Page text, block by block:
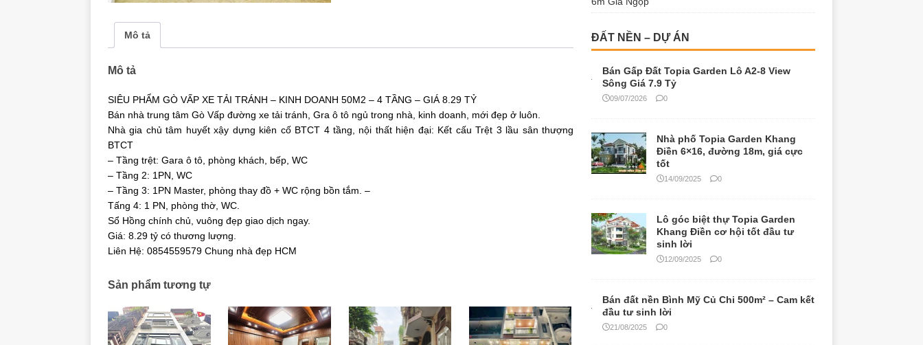
Mô tả
Mô tả
SIÊU PHẨM GÒ VẤP XE TẢI TRÁNH – KINH DOANH 50M2 – 4 TẦNG – GIÁ 8.29 TỶ
Bán nhà trung tâm Gò Vấp đường xe tải tránh, Gra ô tô ngủ trong nhà, kinh doanh, mới đẹp ở luôn.
Nhà gia chủ tâm huyết xậy dựng kiên cố BTCT 4 tầng, nội thất hiện đại: Kết cấu Trệt 3 lầu sân thượng
BTCT
– Tầng trệt: Gara ô tô, phòng khách, bếp, WC
– Tầng 2: 1PN, WC
– Tầng 3: 1PN Master, phòng thay đồ + WC rộng bồn tắm. –
Tấng 4: 1 PN, phòng thờ, WC.
Sổ Hồng chính chủ, vuông đẹp giao dịch ngay.
Giá: 8.29 tỷ có thương lượng.
Liên Hệ: 0854559579 Chung nhà đẹp HCM
Sản phẩm tương tự
ĐẤT NỀN – DỰ ÁN
Bán Gấp Đất Topia Garden Lô A2-8 View
Sông Giá 7.9 Tỷ
09/07/2026 0
Nhà phố Topia Garden Khang
Điền 6×16, đường 18m, giá cực
tốt
14/09/2025 0
Lô góc biệt thự Topia Garden
Khang Điền cơ hội tốt đầu tư
sinh lời
12/09/2025 0
Bán đất nền Bình Mỹ Củ Chi 500m² – Cam kết
đầu tư sinh lời
21/08/2025 0